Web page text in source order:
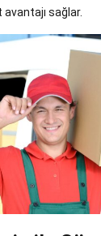
sağlar.